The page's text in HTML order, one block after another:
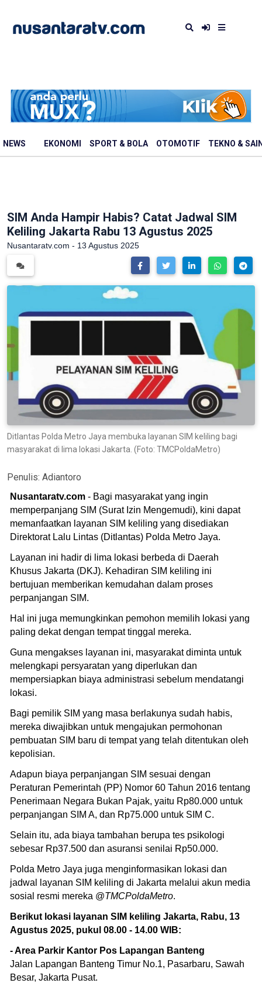
NEWS EKONOMI SPORT & BOLA OTOMOTIF TEKNO &
SIM Anda Hampir Habis? Catat Jadwal SIM
Keliling Jakarta Rabu 13 Agustus 2025
Nusantaratv.com - 13 Agustus 2025
Ditlantas Polda Metro Jaya membuka layanan SIM keliling bagi
masyarakat di lima lokasi Jakarta. (Foto: TMCPoldaMetro)
Penulis: Adiantoro
Nusantaratv.com - Bagi masyarakat yang ingin
memperpanjang SIM (Surat Izin Mengemudi), kini dapat
memanfaatkan layanan SIM keliling yang disediakan
Direktorat Lalu Lintas (Ditlantas) Polda Metro Jaya.
Layanan ini hadir di lima lokasi berbeda di Daerah
Khusus Jakarta (DKJ). Kehadiran SIM keliling ini
bertujuan memberikan kemudahan dalam proses
perpanjangan SIM.
Hal ini juga memungkinkan pemohon memilih lokasi yang
paling dekat dengan tempat tinggal mereka.
Guna mengakses layanan ini, masyarakat diminta untuk
melengkapi persyaratan yang diperlukan dan
mempersiapkan biaya administrasi sebelum mendatangi
lokasi.
Bagi pemilik SIM yang masa berlakunya sudah habis,
mereka diwajibkan untuk mengajukan permohonan
pembuatan SIM baru di tempat yang telah ditentukan oleh
kepolisian.
Adapun biaya perpanjangan SIM sesuai dengan
Peraturan Pemerintah (PP) Nomor 60 Tahun 2016 tentang
Penerimaan Negara Bukan Pajak, yaitu Rp80.000 untuk
perpanjangan SIM A, dan Rp75.000 untuk SIM C.
Selain itu, ada biaya tambahan berupa tes psikologi
sebesar Rp37.500 dan asuransi senilai Rp50.000.
Polda Metro Jaya juga menginformasikan lokasi dan
jadwal layanan SIM keliling di Jakarta melalui akun media
sosial resmi mereka @TMCPoldaMetro.
Berikut lokasi layanan SIM keliling Jakarta, Rabu, 13
Agustus 2025, pukul 08.00 - 14.00 WIB:
- Area Parkir Kantor Pos Lapangan Banteng
Jalan Lapangan Banteng Timur No.1, Pasarbaru, Sawah
Besar, Jakarta Pusat.